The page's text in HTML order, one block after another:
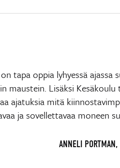
tapa oppia lyhyessä ajassa
maustein. Lisäksi Kesäkoulu
ajatuksia mitä
ja sovellettavaa moneen
ANNELI